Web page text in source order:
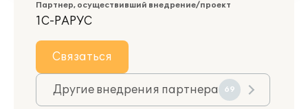
Партнер, осуществивший внедрение/проект
1С-РАРУС
Связаться
Другие внедрения партнера 69